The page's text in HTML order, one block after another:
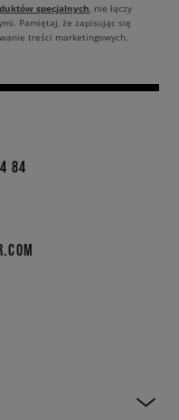
specjalnych, nie łączy
Pamiętaj, że zapisując się
treści marketingowych.
84